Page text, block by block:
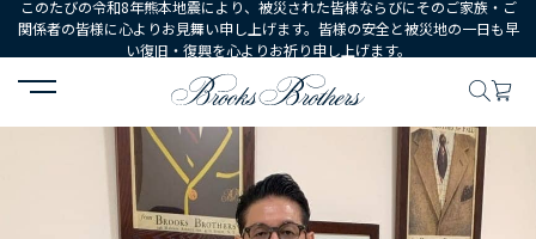
このたびの令和8年熊本地震により、被災された皆様ならびにそのご家族・ご
関係者の皆様に心よりお見舞い申し上げます。皆様の安全と被災地の一日も早
い復旧・復興を心よりお祈り申し上げます。
HOME コーディネート コーディネート詳細